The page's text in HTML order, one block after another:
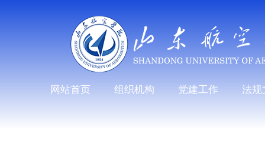
网站首页 组织机构 党建工作 法规